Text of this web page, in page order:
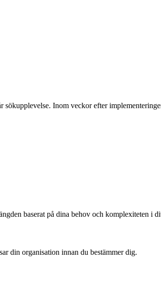
Inom veckor efter
baserat på dina behov och komplexiteten i
din organisation innan du bestämmer dig.